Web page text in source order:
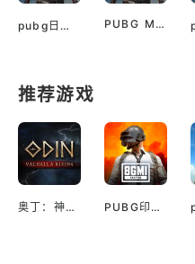
pubg日服韩服 PUBG Mobile Downloads apk
推荐游戏
奥丁：神判（国际服） PUBG印服手机安卓版